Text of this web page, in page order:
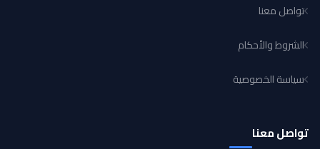
تواصل معنا
الشروط والأحكام
سياسة الخصوصية
تواصل معنا